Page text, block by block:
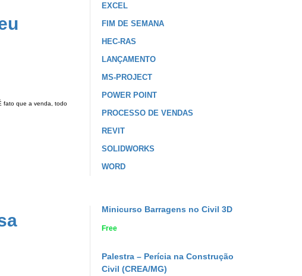
fato que a venda, todo
EXCEL
FIM DE SEMANA
HEC-RAS
LANÇAMENTO
MS-PROJECT
POWER POINT
PROCESSO DE VENDAS
REVIT
SOLIDWORKS
WORD
Minicurso Barragens no Civil 3D
Free
Palestra – Perícia na Construção
Civil (CREA/MG)